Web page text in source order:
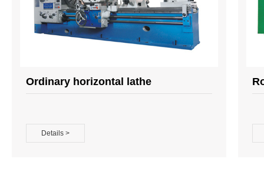
Ordinary horizontal lathe
Details >